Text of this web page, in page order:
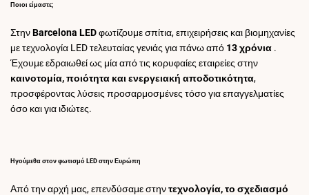
Ποιοι είμαστε;
ΣτηνBarcelona LEDφωτίζουμε σπίτια, επιχειρήσεις και βιομηχανίες
με τεχνολογία LED τελευταίας γενιάς για πάνω από 13 χρόνια .
Έχουμε εδραιωθεί ως μία από τις κορυφαίες εταιρείες στην
καινοτομία, ποιότητα και ενεργειακή αποδοτικότητα,
προσφέροντας λύσεις προσαρμοσμένες τόσο για επαγγελματίες
όσο και για ιδιώτες.
Ηγούμεθα στον φωτισμό LED στην Ευρώπη
Από την αρχή μας, επενδύσαμε στηντεχνολογία, το σχεδιασμό